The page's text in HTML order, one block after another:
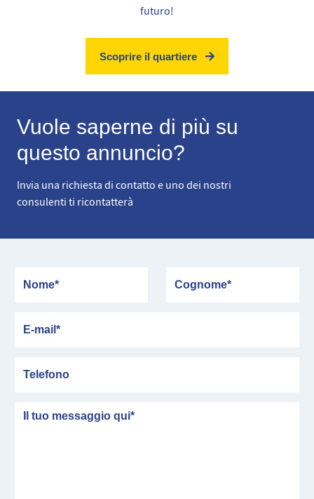
futuro!
Scoprire il quartiere
Vuole saperne di più su
questo annuncio?
Invia una richiesta di contatto e uno dei nostri
consulenti ti ricontatterà
messaggio